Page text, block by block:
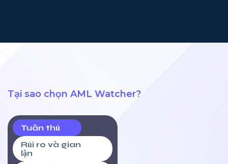
Tại sao chọn AML Watcher?
Tuân thủ
Rủi ro và gian
lận